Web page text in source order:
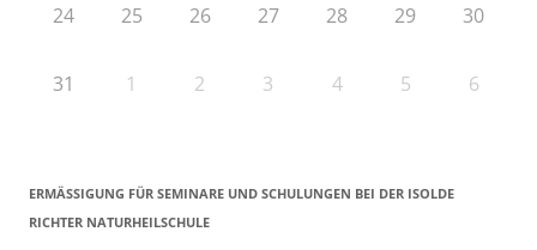
24 25 26 27 28 29 30
31 1 2 3 4 5 6
ERMÄSSIGUNG FÜR SEMINARE UND SCHULUNGEN BEI DER ISOLDE R
ICHTER NATURHEILSCHULE